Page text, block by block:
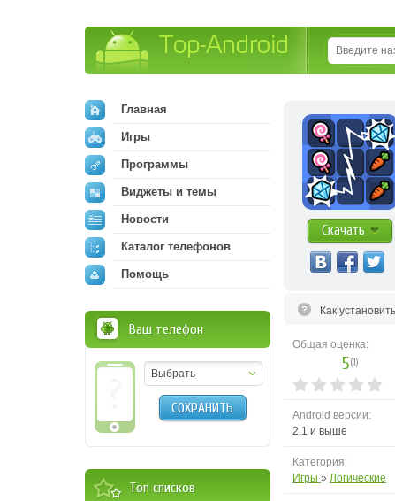
Скачать
Как
Общая оценка:
5(1)
Android версии:
2.1 и выше
Категория:
Игры » Логические
Главная
Игры
Программы
Виджеты и темы
Новости
Каталог телефонов
Помощь
Ваш телефон
Выбрать
СОХРАНИТЬ
Топ списков